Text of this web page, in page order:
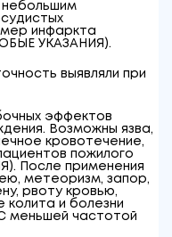
небольшим
инфаркта
УКАЗАНИЯ).
выявляли при
эффектов
Возможны язва,
кровотечение,
пожилого
После применения
метеоризм, запор,
рвоту кровью,
колита и болезни
меньшей частотой